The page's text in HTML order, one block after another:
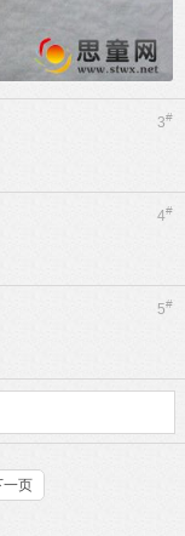
3#
4#
5#
一页